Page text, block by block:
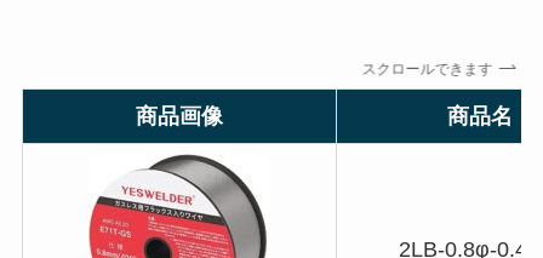
スクロールできます
商品画像 商品名
2LB-0.8φ-